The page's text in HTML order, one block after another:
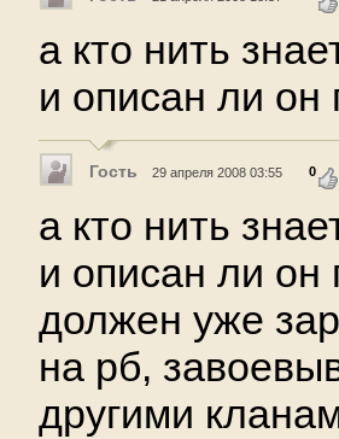
а кто нить
и описан ли он
Гость 29 апреля 2008 03:55 0
а кто нить
и описан ли он
должен уже
на рб,
другими